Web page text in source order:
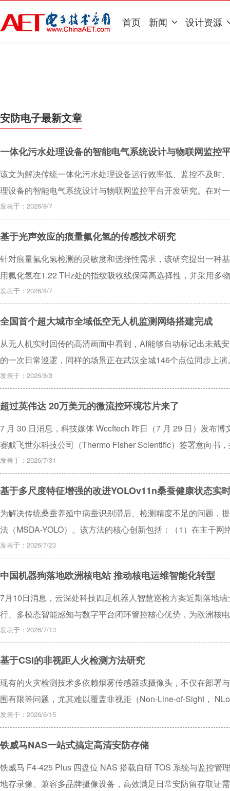
首页 新闻 设计资源
安防电子最新文章
一体化污水处理设备的智能电气系统设计与物联网监控
该文为解决传统一体化污水处理设备运行效率低、监控不及时
理设备的智能电气系统设计与物联网监控平台开发研究。在对
控制技术与物联网技术，重点进行基于一体化污水处理设备的
系统测试，说明基于一体化污水处理设备的智能电气系统与物
业的可持续发展提供技术保障，进一步提升一体化污水处理设
发表于：2026/8/7
基于光声效应的痕量氟化氢的传感技术研究
针对痕量氟化氢检测的灵敏度和选择性需求，该研究提出一种
用氟化氢在1.22 THz处的指纹吸收线保障高选择性，并采用多
因数达105.6，可获得约两个数量级的声学共振增强效果，有
0.1~50 ppm范围内的优异线性响应(R2>0.999)，并集成水汽
性。仿真结果表明，系统在典型温压波动下读数偏差可控制在
证了太赫兹光声光谱用于痕量氟化氢检测的可行性与工程潜力
路。
发表于：2026/8/7
全国首个超大城市全域低空无人机监测网络搭建完成
从无人机实时回传的高清画面中看到，AI能够自动标记出未戴
的一次日常巡逻，同样的场景正在武汉全城146个点位同步上演
发表于：2026/8/3
超过英伟达 20万美元的微流控环境芯片来了
7 月 30 日消息，科技媒体 Wccftech 昨日（7 月 29 日）发布
赛默飞世尔科技公司（Thermo Fisher Scientific）签署意向书
万元人民币）销售 11 块微流控环境芯片，潜在利润率超过
发表于：2026/7/31
基于多尺度特征增强的改进YOLOv11n桑蚕健康状态实
为解决传统桑蚕养殖中病蚕识别滞后、检测精度不足的问题，
法（MSDA-YOLO）。该方法的核心创新包括：（1）在主干
Grouped Dilated Convolution，MSGDC）与C3k2结合设计了
力；（2）首次在桑蚕检测研究中引入DySample动态上采样器
几何结构保持能力；（3）使用自适应空间特征融合策略（
YOLOv11的检测头，优化多尺度特征融合效能，抑制尺度间特
估指标上均表现出色。具体而言，该方法在精确率上达到
mAP@0.5：0.95为52.8%，均领先于基线模型YOLOv11n和目
方面具有明显优势。
发表于：2026/7/23
中国机器狗落地欧洲核电站 推动核电运维智能化转型
7月10日消息，云深处科技四足机器人智慧巡检方案近期落地
行、多模态智能感知与数字平台闭环管控核心优势，为欧洲核
国方案。
发表于：2026/7/13
基于CSI的非视距人火检测方法研究
现有的火灾检测技术多依赖烟雾传感器或摄像头，不仅在部署
围有限等问题，尤其难以覆盖非视距（Non-Line-of-Sight，
区域内是否存在被困人员，难以为应急救援提供有效决策支持
（Channel State Information， CSI）的人火检测方法，利用
中的人员状态与火情联合感知。提出子载波加权融合算法压缩
（Gated Recurrent Unit， GRU）网络提取时序特征，实现对
明，该方法在非视距场景中检测是否发生火灾以及火灾环境中
发表于：2026/6/15
铁威马NAS一站式搞定高清安防存储
铁威马 F4-425 Plus 四盘位 NAS 搭载自研 TOS 系统与监控管
地存录像、兼容多品牌摄像设备，高效满足日常安防留存取证